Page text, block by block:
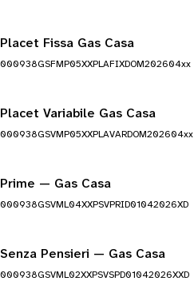
Placet Fissa Gas Casa
000938GSFMP05XXPLAFIXDOM202604xx
Placet Variabile Gas Casa
000938GSVMP05XXPLAVARDOM202604xx
Prime — Gas Casa
000938GSVML04XXPSVPRID01042026XD
Senza Pensieri — Gas Casa
000938GSVML02XXPSVSPD01042026XXD